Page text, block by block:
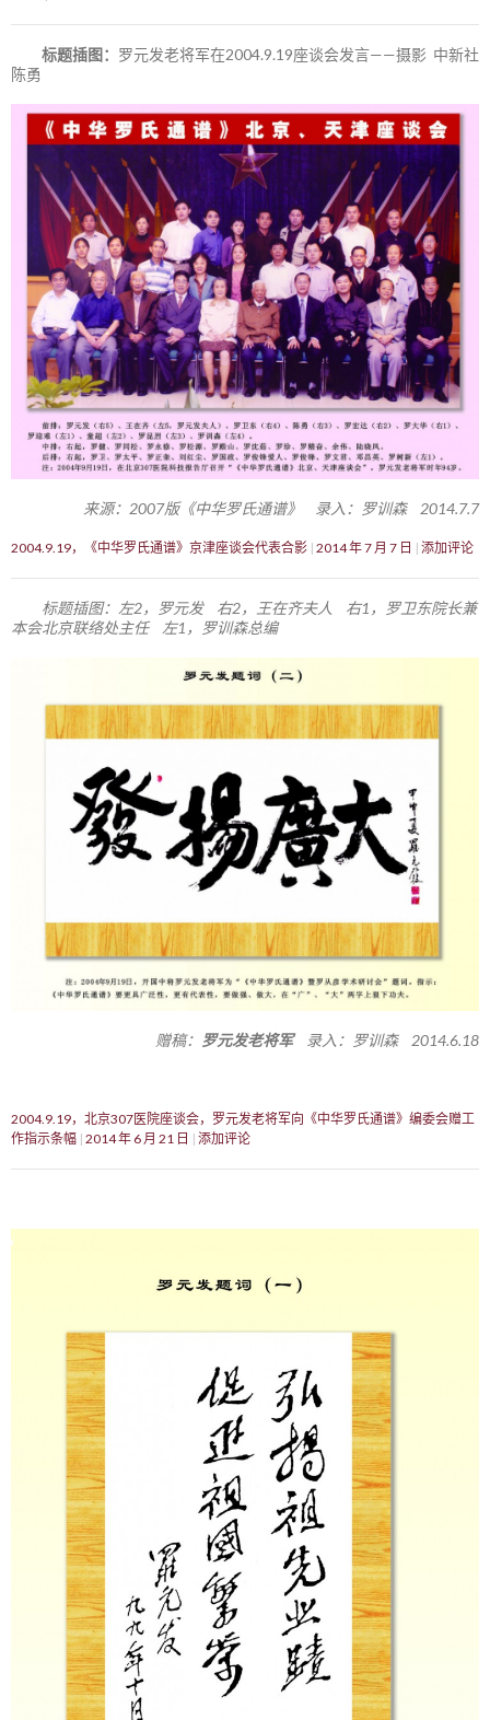
标题插图： 罗元发老将军在2004.9.19座谈会发言——摄影 中新社
陈勇
来源：2007版《中华罗氏通谱》 录入：罗训森 2014.7.7
2004.9.19，《中华罗氏通谱》京津座谈会代表合影 2014 年 7 月 7 日 添加评论
标题插图：左2，罗元发 右2，王在齐夫人 右1，罗卫东院长兼
本会北京联络处主任 左1，罗训森总编
赠稿： 罗元发老将军录入：罗训森 2014.6.18
2004.9.19，北京307医院座谈会，罗元发老将军向《中华罗氏通谱》编委会赠工
作指示条幅 2014 年 6 月 21 日 添加评论